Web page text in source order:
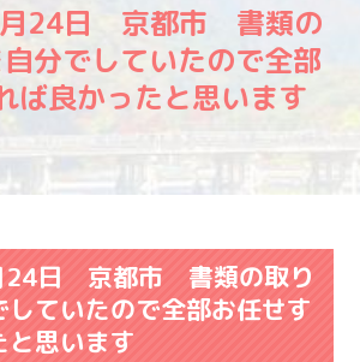
24日 京都市 書類の
分でしていたので全部
ば良かったと思います
24日 京都市 書類の取り
していたので全部お任せす
思います